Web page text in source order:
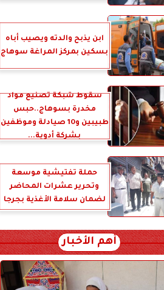
ابن يذبح والدته ويصيب أباه
بسكين بمركز المراغة سوهاج
سقوط شبكة تصنيع مواد
مخدرة بسوهاج..حبس
طبيبين و10 صيادلة وموظفين
بشركة أدوية...
حملة تفتيشية موسعة
وتحرير عشرات المحاضر
لضمان سلامة الأغذية بجرجا
أهم الأخبار